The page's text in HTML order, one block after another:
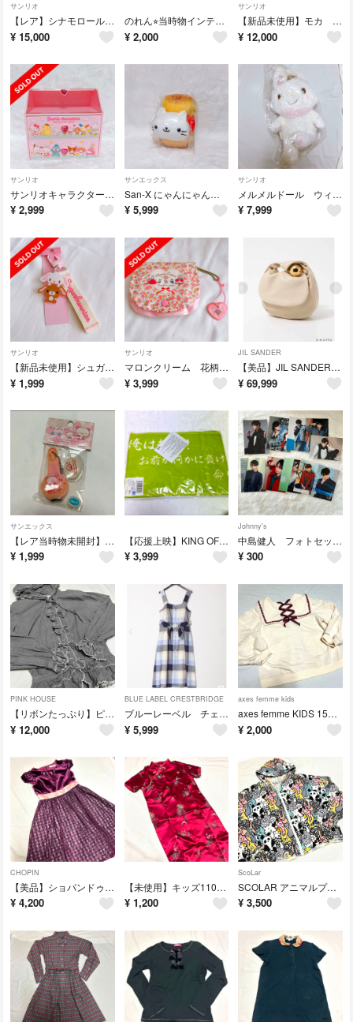
サンリオ
【レア】シナモロール みるく キラふわフルーツマスコット
¥ 15,000
のれん⭐︎当時物インテリア⭐︎
¥ 2,000
サンリオ
【新品未使用】モカ コットンキャンディマスコット
¥ 12,000
サンリオ
サンリオキャラクターズ ディスプレイスペース付き2段チェスト
¥ 2,999
サンエックス
San-X にゃんにゃんにゃんこ ぬいぐるみ
¥ 5,999
サンリオ
メルメルドール ウィッシュミーメル 2020
¥ 7,999
サンリオ
【新品未使用】シュガーバニーズ ロゴ刺繍アクキー 2024
¥ 1,999
サンリオ
マロンクリーム 花柄ティッシュケース
¥ 3,999
JIL SANDER
【美品】JIL SANDER SPHERE POUCH シャンパンカラー
¥ 69,999
サンエックス
【レア当時物未開封】モモパンダ爪切り
¥ 1,999
【応援上映】KING OF PRISM 香賀美タイガ タオル
¥ 3,999
Johnny's
中島健人 フォトセット フォトセ
¥ 300
PINK HOUSE
【リボンたっぷり】ピンクハウス ピコフリルブラウス
¥ 12,000
BLUE LABEL CRESTBRIDGE
ブルーレーベル チェックエアリーツイルエプロンワンピース
¥ 5,999
axes femme kids
axes femme KIDS 150 セーラー襟パーカー
¥ 2,000
CHOPIN
【美品】ショパンドゥ 150 フォーマル お呼ばれドレス
¥ 4,200
【未使用】キッズ110〜120 チャイナドレス
¥ 1,200
ScoLar
SCOLAR アニマルプリントフード付きパーカー 150サイズ
¥ 3,500